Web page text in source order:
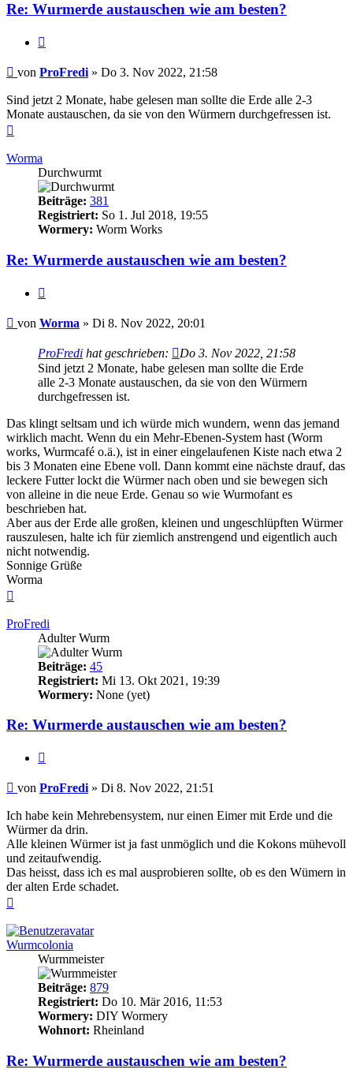
Re: Wurmerde austauschen wie am besten?
Beitrag
von ProFredi » Do 3. Nov 2022, 21:58
Sind jetzt 2 Monate, habe gelesen man sollte die Erde alle 2-3
Monate austauschen, da sie von den Würmern durchgefressen ist.
Worma
Durchwurmt
Beiträge: 381
Registriert: So 1. Jul 2018, 19:55
Wormery: Worm Works
Re: Wurmerde austauschen wie am besten?
Beitrag
von Worma » Di 8. Nov 2022, 20:01
ProFredi hat geschrieben:
Do 3. Nov 2022, 21:58
Sind jetzt 2 Monate, habe gelesen man sollte die Erde
alle 2-3 Monate austauschen, da sie von den Würmern
durchgefressen ist.
Das klingt seltsam und ich würde mich wundern, wenn das jemand
wirklich macht. Wenn du ein Mehr-Ebenen-System hast (Worm
works, Wurmcafé o.ä.), ist in einer eingelaufenen Kiste nach etwa 2
bis 3 Monaten eine Ebene voll. Dann kommt eine nächste drauf, das
leckere Futter lockt die Würmer nach oben und sie bewegen sich
von alleine in die neue Erde. Genau so wie Wurmofant es
beschrieben hat.
Aber aus der Erde alle großen, kleinen und ungeschlüpften Würmer
rauszulesen, halte ich für ziemlich anstrengend und eigentlich auch
nicht notwendig.
Sonnige Grüße
Worma
ProFredi
Adulter Wurm
Beiträge: 45
Registriert: Mi 13. Okt 2021, 19:39
Wormery: None (yet)
Re: Wurmerde austauschen wie am besten?
Beitrag
von ProFredi » Di 8. Nov 2022, 21:51
Ich habe kein Mehrebensystem, nur einen Eimer mit Erde und die
Würmer da drin.
Alle kleinen Würmer ist ja fast unmöglich und die Kokons mühevoll
und zeitaufwendig.
Das heisst, dass ich es mal ausprobieren sollte, ob es den Wümern in
der alten Erde schadet.
Wurmcolonia
Wurmmeister
Beiträge: 879
Registriert: Do 10. Mär 2016, 11:53
Wormery: DIY Wormery
Wohnort: Rheinland
Re: Wurmerde austauschen wie am besten?